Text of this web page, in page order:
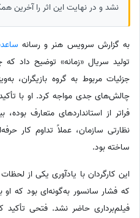
نشد و در نهایت این اثر را آخرین
به گزارش سرویس هنر و رسانه
تولید سریال «زمانه» توضیح داد که
جزئیات مربوط به گروه بازیگران،
چالش‌های جدی مواجه کرد. او با
فراتر از استانداردهای متعارف
نظارتی سازمان، عملاً تداوم کار
ساخته بود.
این کارگردان با یادآوری یکی از
که فشار سانسور به‌گونه‌ای بود که
فیلم‌برداری حاضر نشد. فتحی